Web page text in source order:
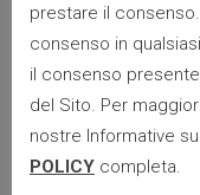
DIVANO
prestare il
consenso in
il consenso
del Sito. Per
nostre Informative
POLICY completa.